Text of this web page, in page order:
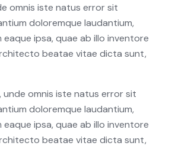
omnis iste natus error sit
doloremque laudantium,
ipsa, quae ab illo inventore
beatae vitae dicta sunt,
omnis iste natus error sit
doloremque laudantium,
ipsa, quae ab illo inventore
beatae vitae dicta sunt,